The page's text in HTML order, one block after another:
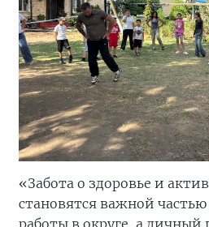
«Забота о здоровье и
становятся важной